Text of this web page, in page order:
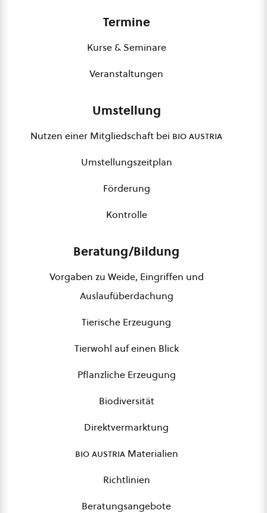
Termine
Kurse & Seminare
Veranstaltungen
Umstellung
Nutzen einer Mitgliedschaft bei bio austria
Umstellungszeitplan
Förderung
Kontrolle
Beratung/Bildung
Vorgaben zu Weide, Eingriffen und
Auslaufüberdachung
Tierische Erzeugung
Tierwohl auf einen Blick
Pflanzliche Erzeugung
Biodiversität
Direktvermarktung
bio austriaMaterialien
Richtlinien
Beratungsangebote